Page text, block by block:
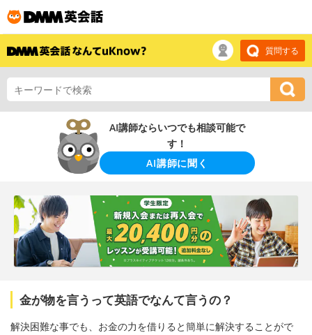
質問する
AI講師ならいつでも相談可能で
す！
AI講師に聞く
金が物を言うって英語でなんて言うの？
解決困難な事でも、お金の力を借りると簡単に解決することがで